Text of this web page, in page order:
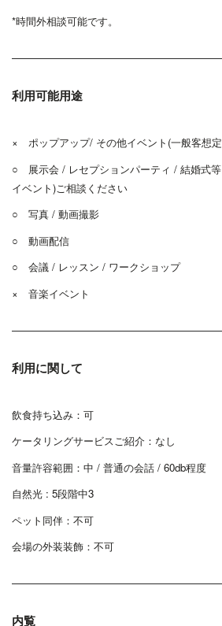
*時間外相談可能です。
利用可能用途
× ポップアップ/ その他イベント(一般客想
○ 展示会 / レセプションパーティ / 結婚式
イベント)ご相談ください
○ 写真 / 動画撮影
○ 動画配信
○ 会議 / レッスン / ワークショップ
×
音楽イベント
利用に関して
飲食持ち込み：可
ケータリングサービスご紹介：なし
音量許容範囲：中 / 普通の会話 / 60db程度
自然光 : 5段階中3
ペット同伴：不可
会場の外装装飾：不可
内覧